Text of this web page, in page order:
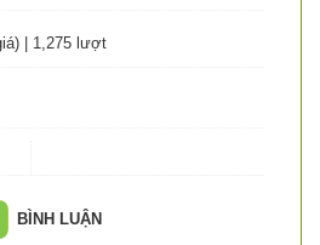
1,275 lượt
BÌNH LUẬN